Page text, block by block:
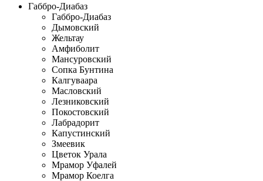
Габбро-Диабаз
Габбро-Диабаз
Дымовский
Жельтау
Амфиболит
Мансуровский
Сопка Бунтина
Калгуваара
Масловский
Лезниковский
Покостовский
Лабрадорит
Капустинский
Змеевик
Цветок Урала
Мрамор Уфалей
Мрамор Коелга